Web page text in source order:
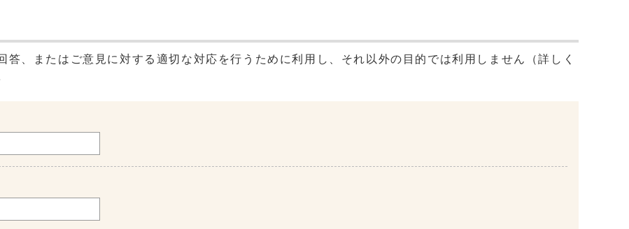
、またはご意見に対する適切な対応を行うために利用し、それ以外の目的では利用しません（詳しく